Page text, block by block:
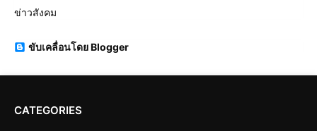
ข่าวสังคม
ขับเคลื่อนโดย Blogger
CATEGORIES